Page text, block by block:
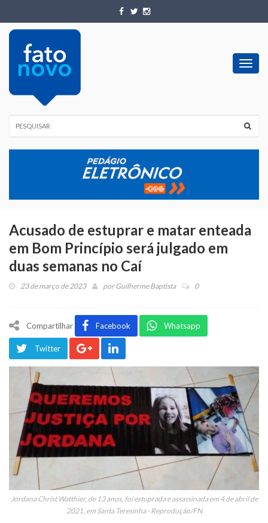
Acusado de estuprar e matar enteada
em Bom Princípio será julgado em
duas semanas no Caí
23 de março de 2023 porGuilherme Baptista 0
Compartilhar Facebook Whatsapp
Twitter
Jordana Christ Watthier, de 13 anos, foi estuprada e assassinada em 4 de abril de
2021, em Santa Teresinha - Reprodução/FN